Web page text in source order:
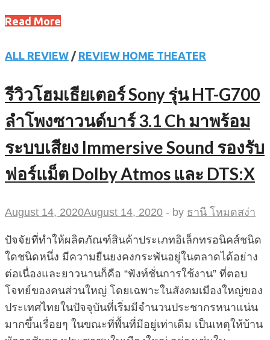
Read More
ALL REVIEW / REVIEW HOME THEATER
รีวิวโฮมเธียเตอร์ Sony รุ่น HT-G700
ลำโพงซาวนด์บาร์ 3.1 Ch มาพร้อม
ระบบเสียง Immersive Sound รองรับ
ฟอร์แม็ต Dolby Atmos และ DTS:X
August 14, 2020August 14, 2020 - by ธานี โหมดสง่า
ปัจจัยที่ทำให้ผลิตภัณฑ์สินค้าประเภทอิเล็กทรอนิคส์ชนิด
ใดชนิดหนึ่ง มีความยืนยงคงกระพันอยู่ในตลาดได้อย่าง
ต่อเนื่องและยาวนานก็คือ “ฟังท์ชั่นการใช้งาน” ที่ตอบ
โจทย์ของคนส่วนใหญ่ โดยเฉพาะในสังคมเมืองใหญ่ของ
ประเทศไทยในปัจจุบันที่เริ่มมีจำนวนประชากรหนาแน่น
มากขึ้นเรื่อยๆ ในขณะที่พื้นที่มีอยู่เท่าเดิม เป็นเหตุให้บ้าน